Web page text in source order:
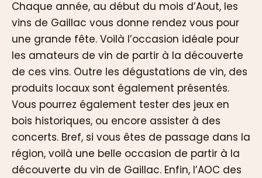
Chaque année, au début du mois d’Aout, les
vins de Gaillac vous donne rendez vous pour
une grande fête. Voilà l’occasion idéale pour
les amateurs de vin de partir à la découverte
de ces vins. Outre les dégustations de vin, des
produits locaux sont également présentés.
Vous pourrez également tester des jeux en
bois historiques, ou encore assister à des
concerts. Bref, si vous êtes de passage dans la
région, voilà une belle occasion de partir à la
découverte du vin de Gaillac. Enfin, l’AOC des